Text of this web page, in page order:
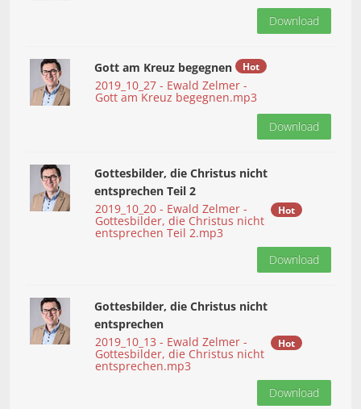
Download
Gott am Kreuz begegnen
2019_10_27 - Ewald Zelmer -
Gott am Kreuz begegnen.mp3
Hot
Download
Gottesbilder, die Christus nicht
entsprechen Teil 2
2019_10_20 - Ewald Zelmer -
Gottesbilder, die Christus nicht
entsprechen Teil 2.mp3
Hot
Download
Gottesbilder, die Christus nicht
entsprechen
2019_10_13 - Ewald Zelmer -
Gottesbilder, die Christus nicht
entsprechen.mp3
Hot
Download